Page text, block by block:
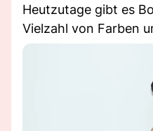
Heutzutage gibt es
Vielzahl von Farben